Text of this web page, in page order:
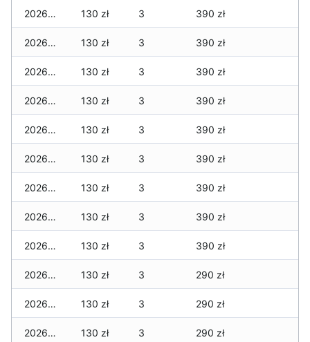
2026-03-26 130 zł 3 390 zł
2026-03-25 130 zł 3 390 zł
2026-03-24 130 zł 3 390 zł
2026-03-23 130 zł 3 390 zł
2026-03-22 130 zł 3 390 zł
2026-03-21 130 zł 3 390 zł
2026-03-20 130 zł 3 390 zł
2026-03-19 130 zł 3 390 zł
2026-03-18 130 zł 3 390 zł
2026-03-17 130 zł 3 290 zł
2026-03-16 130 zł 3 290 zł
2026-03-15 130 zł 3 290 zł